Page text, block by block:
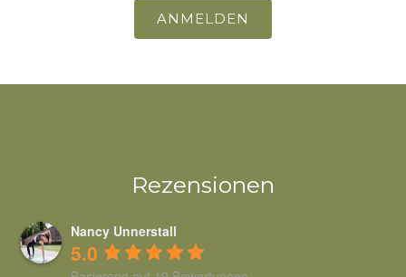
ANMELDEN
Rezensionen
Nancy Unnerstall
5.0